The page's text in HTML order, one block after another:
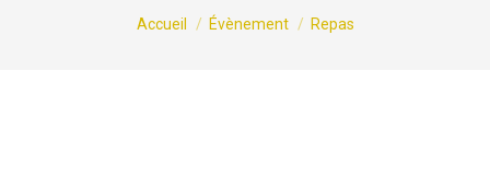
Vous êtes ici :
Accueil Évènement Repas